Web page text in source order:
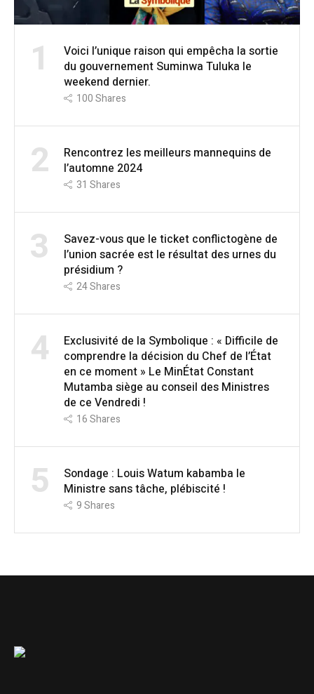
1
Voici l’unique raison qui empêcha la sortie
du gouvernement Suminwa Tuluka le
weekend dernier.
100Shares
2
Rencontrez les meilleurs mannequins de
l’automne 2024
31 Shares
3
Savez-vous que le ticket conflictogène de
l’union sacrée est le résultat des urnes du
présidium ?
24Shares
4
Exclusivité de la Symbolique : « Difficile de
comprendre la décision du Chef de l’État
en ce moment » Le MinÉtat Constant
Mutamba siège au conseil des Ministres
de ce Vendredi !
16Shares
5
Sondage : Louis Watum kabamba le
Ministre sans tâche, plébiscité !
9Shares